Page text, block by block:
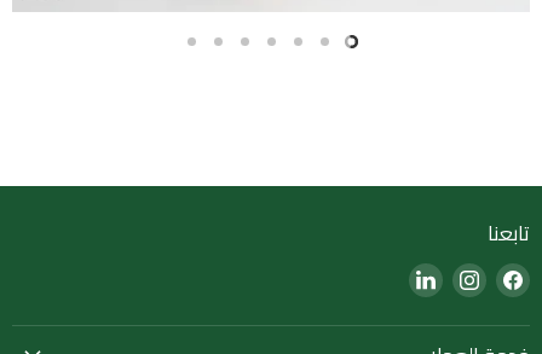
Slide
Slide
Slide
Slide
Slide
Slide
Slide
تابعنا
Find
us
on
Find
us
on
Find
on